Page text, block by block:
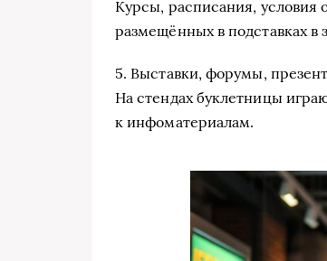
Курсы, расписания, условия
размещённых в подставках в
5. Выставки, форумы,
На стендах буклетницы
к инфоматериалам.